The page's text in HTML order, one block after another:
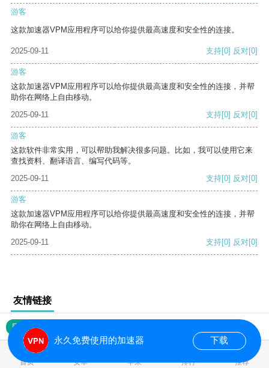
游客
这款加速器VPM应用程序可以给你提供最高速度和安全性的连接。
2025-09-11 支持[0] 反对[0]
游客
这款加速器VPM应用程序可以给你提供最高速度和安全性的连接，并帮
助你在网络上自由移动。
2025-09-11
支持[0] 反对[0]
游客
这款软件非常实用，可以帮助我解决很多问题。比如，我可以使用它来
查找资料、翻译语言、编写代码等。
2025-09-11
支持[0] 反对[0]
游客
这款加速器VPM应用程序可以给你提供最高速度和安全性的连接，并帮
助你在网络上自由移动。
2025-09-11
支持[0] 反对[0]
友情链接
网站地图
首页 安卓 苹果 排行 推荐
永久免费使用的加速器 下载
0.017613s